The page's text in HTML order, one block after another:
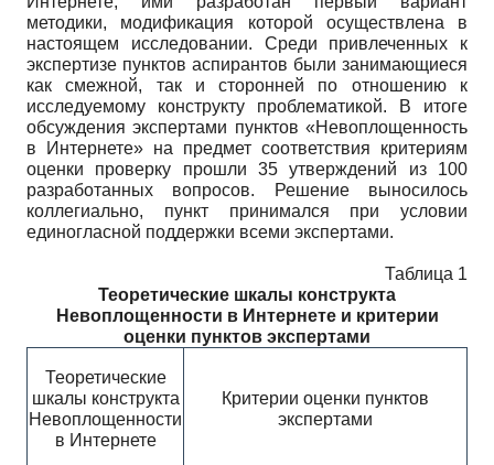
методики, модификация которой осуществлена в
настоящем исследовании. Среди привлеченных к
экспертизе пунктов аспирантов были занимающиеся
как смежной, так и сторонней по отношению к
исследуемому конструкту проблематикой. В итоге
обсуждения экспертами пунктов «Невоплощенность
в Интернете» на предмет соответствия критериям
оценки проверку прошли 35 утверждений из 100
разработанных вопросов. Решение выносилось
коллегиально, пункт принимался при условии
единогласной поддержки всеми экспертами.
Таблица 1
Теоретические шкалы конструкта
Невоплощенности в Интернете и критерии
оценки пунктов экспертами
Теоретические
шкалы конструкта
Невоплощенности
в Интернете
Критерии оценки пунктов
экспертами